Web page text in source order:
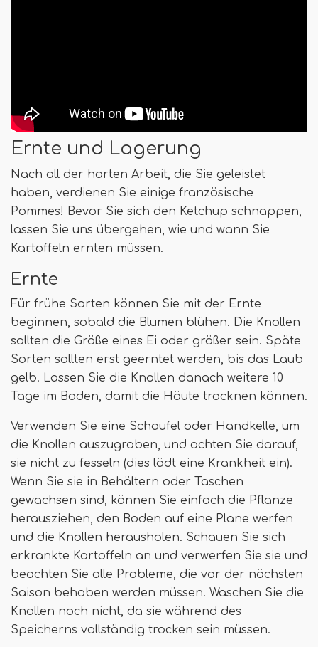
Ernte und Lagerung
Nach all der harten Arbeit, die Sie geleistet
haben, verdienen Sie einige französische
Pommes! Bevor Sie sich den Ketchup schnappen,
lassen Sie uns übergehen, wie und wann Sie
Kartoffeln ernten müssen.
Ernte
Für frühe Sorten können Sie mit der Ernte
beginnen, sobald die Blumen blühen. Die Knollen
sollten die Größe eines Ei oder größer sein. Späte
Sorten sollten erst geerntet werden, bis das Laub
gelb. Lassen Sie die Knollen danach weitere 10
Tage im Boden, damit die Häute trocknen können.
Verwenden Sie eine Schaufel oder Handkelle, um
die Knollen auszugraben, und achten Sie darauf,
sie nicht zu fesseln (dies lädt eine Krankheit ein).
Wenn Sie sie in Behältern oder Taschen
gewachsen sind, können Sie einfach die Pflanze
herausziehen, den Boden auf eine Plane werfen
und die Knollen herausholen. Schauen Sie sich
erkrankte Kartoffeln an und verwerfen Sie sie und
beachten Sie alle Probleme, die vor der nächsten
Saison behoben werden müssen. Waschen Sie die
Knollen noch nicht, da sie während des
Speicherns vollständig trocken sein müssen.